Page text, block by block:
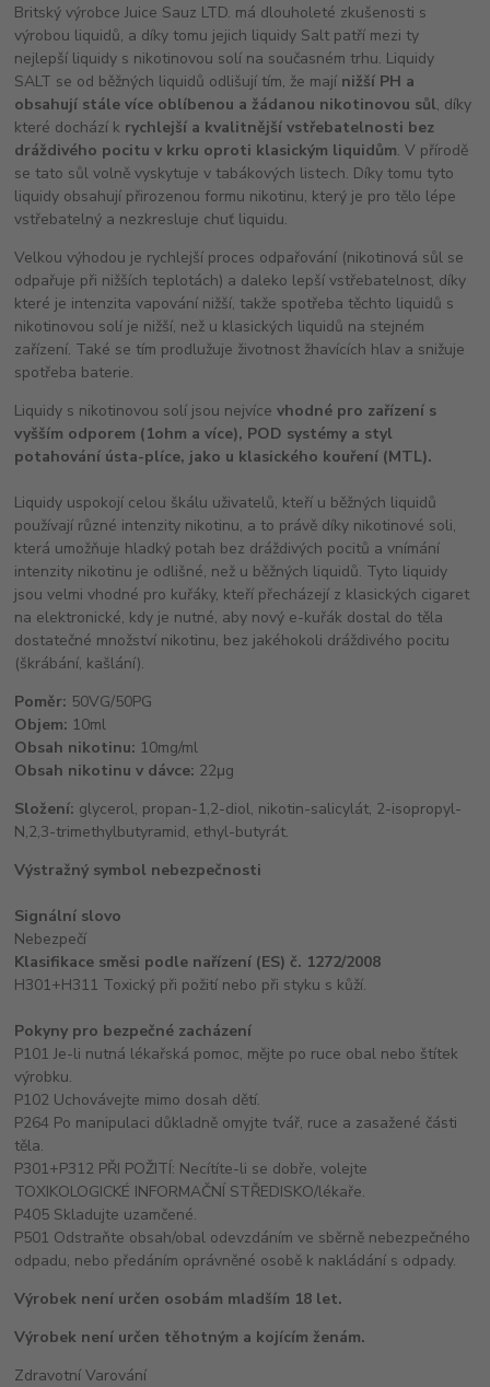
Britský výrobce Juice Sauz LTD. má dlouholeté zkušenosti s
výrobou liquidů, a díky tomu jejich liquidy Salt patří mezi ty
nejlepší liquidy s nikotinovou solí na současném trhu. Liquidy
SALT se od běžných liquidů odlišují tím, že mají nižší PH a
obsahují stále více oblíbenou a žádanou nikotinovou sůl, díky
které dochází k rychlejší a kvalitnější vstřebatelnosti bez
dráždivého pocitu v krku oproti klasickým liquidům. V přírodě
se tato sůl volně vyskytuje v tabákových listech. Díky tomu tyto
liquidy obsahují přirozenou formu nikotinu, který je pro tělo lépe
vstřebatelný a nezkresluje chuť liquidu.
Velkou výhodou je rychlejší proces odpařování (nikotinová sůl se
odpařuje při nižších teplotách) a daleko lepší vstřebatelnost, díky
které je intenzita vapování nižší, takže spotřeba těchto liquidů s
nikotinovou solí je nižší, než u klasických liquidů na stejném
zařízení. Také se tím prodlužuje životnost žhavících hlav a snižuje
spotřeba baterie.
Liquidy s nikotinovou solí jsou nejvícevhodné pro zařízení s
vyšším odporem (1ohm a více), POD systémy a styl
potahování ústa-plíce, jako u klasického kouření (MTL).
Liquidy uspokojí celou škálu uživatelů, kteří u běžných liquidů
používají různé intenzity nikotinu, a to právě díky nikotinové soli,
která umožňuje hladký potah bez dráždivých pocitů a vnímání
intenzity nikotinu je odlišné, než u běžných liquidů. Tyto liquidy
jsou velmi vhodné pro kuřáky, kteří přecházejí z klasických cigaret
na elektronické, kdy je nutné, aby nový e-kuřák dostal do těla
dostatečné množství nikotinu, bez jakéhokoli dráždivého pocitu
(škrábání, kašlání).
Poměr: 50VG/50PG
Objem: 10ml
Obsah nikotinu: 10mg/ml
Obsah nikotinu v dávce: 22μg
Složení: glycerol, propan-1,2-diol, nikotin-salicylát, 2-isopropyl-
N,2,3-trimethylbutyramid, ethyl-butyrát.
Výstražný symbol nebezpečnosti
Signální slovo
Nebezpečí
Klasifikace směsi podle nařízení (ES) č. 1272/2008
H301+H311 Toxický při požití nebo při styku s kůží.
Pokyny pro bezpečné zacházení
P101 Je-li nutná lékařská pomoc, mějte po ruce obal nebo štítek
výrobku.
P102 Uchovávejte mimo dosah dětí.
P264 Po manipulaci důkladně omyjte tvář, ruce a zasažené části
těla.
P301+P312 PŘI POŽITÍ: Necítíte-li se dobře, volejte
TOXIKOLOGICKÉ INFORMAČNÍ STŘEDISKO/lékaře.
P405 Skladujte uzamčené.
P501 Odstraňte obsah/obal odevzdáním ve sběrně nebezpečného
odpadu, nebo předáním oprávněné osobě k nakládání s odpady.
Výrobek není určen osobám mladším 18 let.
Výrobek není určen těhotným a kojícím ženám.
Zdravotní Varování